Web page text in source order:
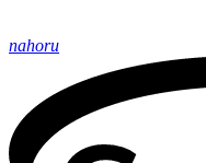
nahoru